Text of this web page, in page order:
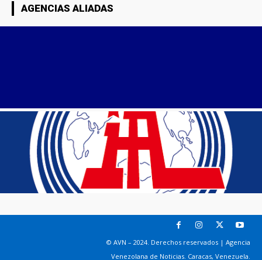
AGENCIAS ALIADAS
© AVN – 2024. Derechos reservados | Agencia
Venezolana de Noticias. Caracas, Venezuela.